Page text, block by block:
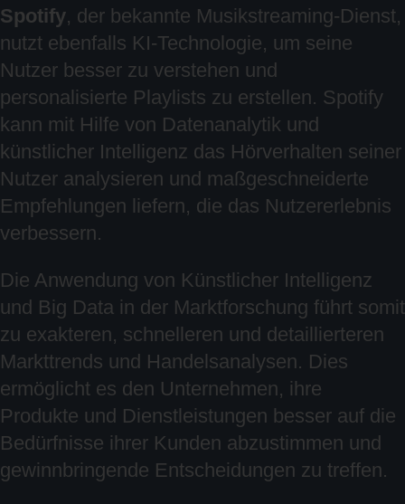
Spotify, der bekannte Musikstreaming-Dienst,
nutzt ebenfalls KI-Technologie, um seine
Nutzer besser zu verstehen und
personalisierte Playlists zu erstellen. Spotify
kann mit Hilfe von Datenanalytik und
künstlicher Intelligenz das Hörverhalten seiner
Nutzer analysieren und maßgeschneiderte
Empfehlungen liefern, die das Nutzererlebnis
verbessern.
Die Anwendung von Künstlicher Intelligenz
und Big Data in der Marktforschung führt somit
zu exakteren, schnelleren und detaillierteren
Markttrends und Handelsanalysen. Dies
ermöglicht es den Unternehmen, ihre
Produkte und Dienstleistungen besser auf die
Bedürfnisse ihrer Kunden abzustimmen und
gewinnbringende Entscheidungen zu treffen.